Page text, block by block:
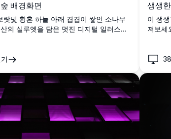
배경화면
랏빛 황혼 하늘 아래 겹겹이 쌓인 소나무
의 실루엣을 담은 멋진 디지털 일러스트
생생
이 생
져보세
생생한